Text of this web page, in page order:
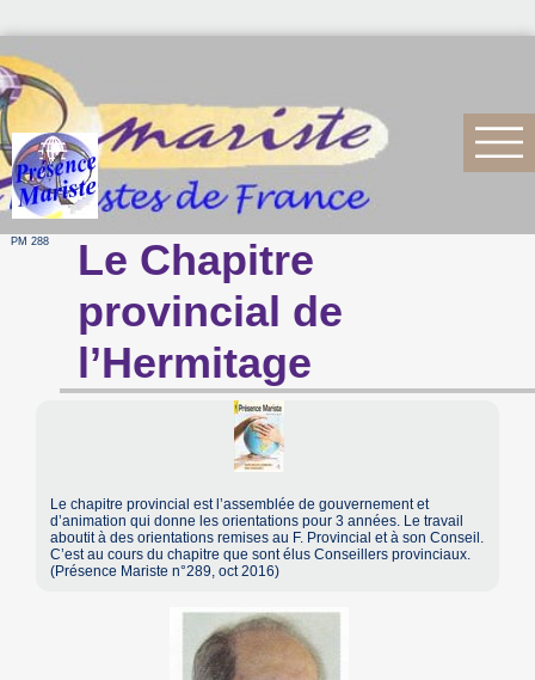
PM 288
Le Chapitre
provincial de
l’Hermitage
Le chapitre provincial est l’assemblée de gouvernement et
d’animation qui donne les orientations pour 3 années. Le travail
aboutit à des orientations remises au F. Provincial et à son Conseil.
C’est au cours du chapitre que sont élus Conseillers provinciaux.
(Présence Mariste n°289, oct 2016)